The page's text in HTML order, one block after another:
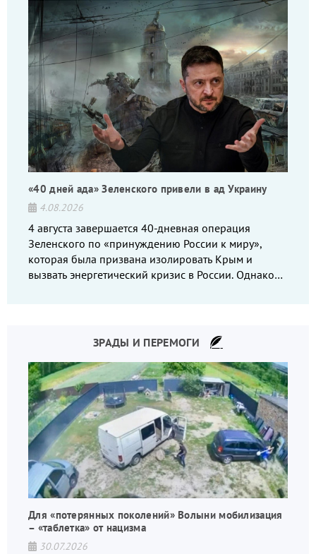
«40 дней ада» Зеленского привели в ад Украину
4.08.2026
4 августа завершается 40-дневная операция
Зеленского по «принуждению России к миру»,
которая была призвана изолировать Крым и
вызвать энергетический кризис в России. Однако
ЗРАДЫ И ПЕРЕМОГИ
Для «потерянных поколений» Волыни мобилизация
– «таблетка» от нацизма
30.07.2026